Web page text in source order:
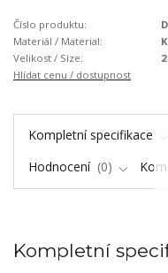
Číslo produktu:
Materiál / Material:
Velikost / Size:
Hlídat cenu / dostupnost
Kompletní specifikace
Hodnocení
0
Kompletní